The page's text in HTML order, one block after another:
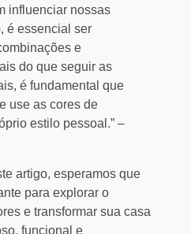
influenciar nossas
é essencial ser
e
do que seguir as
é fundamental que
use as cores de
estilo pessoal.” –
artigo, esperamos que
para explorar o
e transformar sua casa
funcional e